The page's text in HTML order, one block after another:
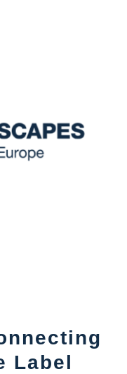
Label